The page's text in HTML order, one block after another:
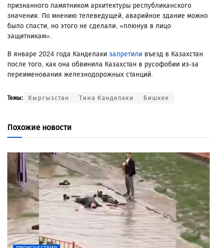
признанного памятником архитектуры республиканского
значения. По мнению телеведущей, аварийное здание можно
было спасти, но этого не сделали, «плюнув в лицо
защитникам».
В январе 2024 года Канделаки запретили въезд в Казахстан
после того, как она обвинила Казахстан в русофобии из-за
переименования железнодорожных станций.
Темы: Кыргызстан Тина Канделаки Бишкек
Похожие новости